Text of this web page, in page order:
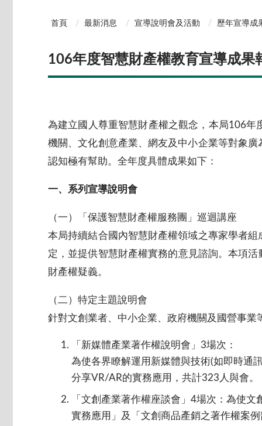
首頁 最新消息 宣導說明會及活動 歷年宣導成
106年度智慧財產權教育宣導成果
為建立國人尊重智慧財產權之觀念，本局106
機關、文化創意產業、網友及中小企業等對象
認知極有幫助。全年度具體成果如下：
一、系列宣導說明會
（一）「保護智慧財產權服務團」巡迴講座
本局持續結合國內智慧財產權領域之專家學者
定，並提供智慧財產權實務的意見諮詢。本項
財產權疑義。
（二）特定主題說明會
針對文創業者、中小企業、政府機關及國營事
「新媒體產業著作權說明會」3場次：
為使各界瞭解運用新媒體與技術(如即時通
分享VR/AR的實務應用，共計323人與會。
「文創產業著作權座談會」4場次：為使
實務應用」及「文創商品產銷之著作權案